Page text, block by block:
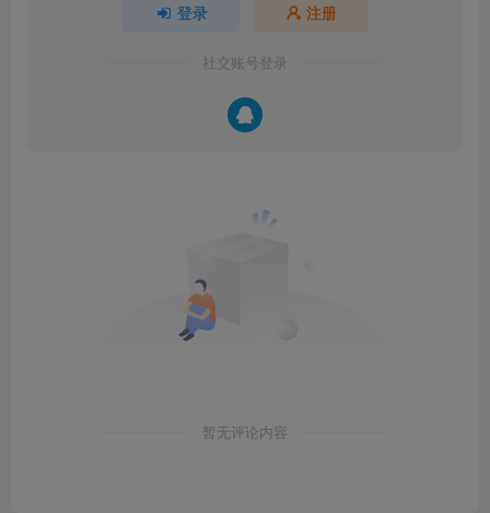
登录 注册
社交账号登录
暂无评论内容